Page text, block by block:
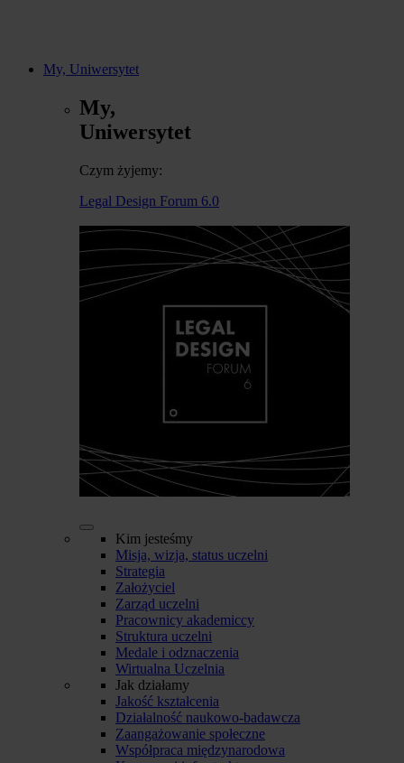
My, Uniwersytet
My,
Uniwersytet
Czym żyjemy:
Legal Design Forum 6.0
Kim jesteśmy
Misja, wizja, status uczelni
Strategia
Założyciel
Zarząd uczelni
Pracownicy akademiccy
Struktura uczelni
Medale i odznaczenia
Wirtualna Uczelnia
Jak działamy
Jakość kształcenia
Działalność naukowo-badawcza
Zaangażowanie społeczne
Współpraca międzynarodowa